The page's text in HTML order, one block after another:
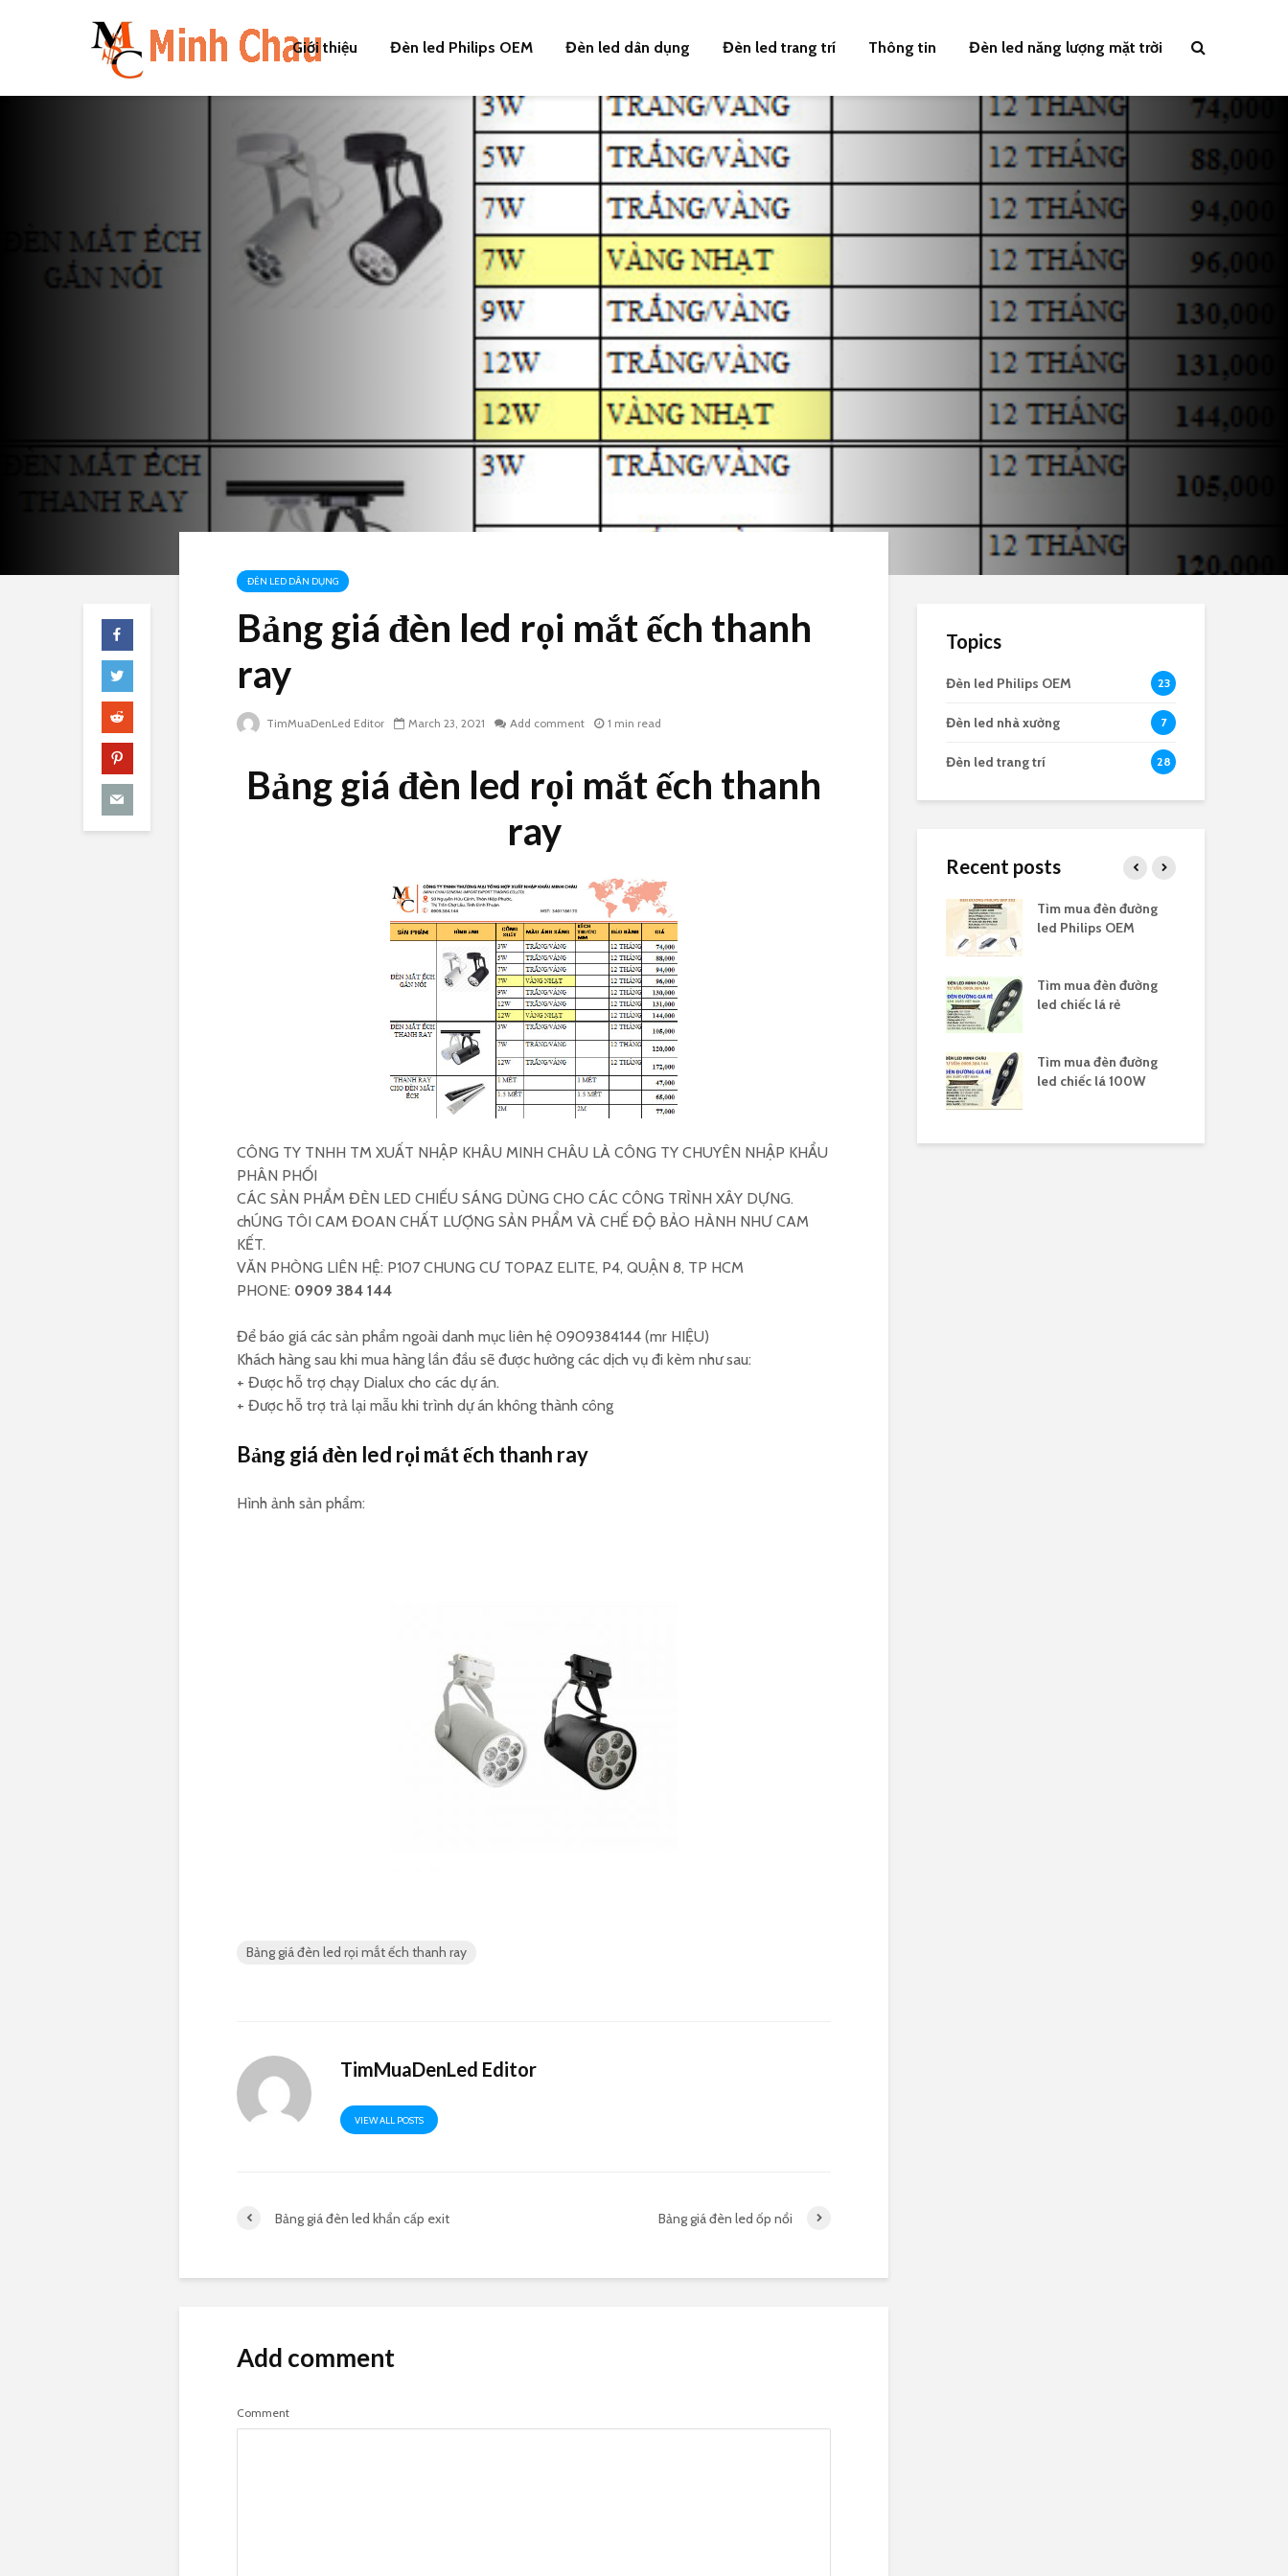
Giới thiệu Đèn led Philips OEM Đèn led dân dụng Đèn led trang trí Thông tin Đèn led năng lượng mặt trời
ĐÈN LED DÂN DỤNG
Bảng giá đèn led rọi mắt ếch thanh
ray
TimMuaDenLed Editor March 23, 2021 Add comment 1 min read
Bảng giá đèn led rọi mắt ếch thanh
ray
CÔNG TY TNHH TM XUẤT NHẬP KHÂU MINH CHÂU LÀ CÔNG TY CHUYÊN NHẬP KHẨU
PHÂN PHỐI
CÁC SẢN PHẨM ĐÈN LED CHIẾU SÁNG DÙNG CHO CÁC CÔNG TRÌNH XÂY DỰNG.
chÚNG TÔI CAM ĐOAN CHẤT LƯỢNG SẢN PHẨM VÀ CHẾ ĐỘ BẢO HÀNH NHƯ CAM
KẾT.
VĂN PHÒNG LIÊN HỆ: P107 CHUNG CƯ TOPAZ ELITE, P4, QUẬN 8, TP HCM
PHONE: 0909 384 144
Để báo giá các sản phẩm ngoài danh mục liên hệ 0909384144 (mr HIỆU)
Khách hàng sau khi mua hàng lần đầu sẽ được hưởng các dịch vụ đi kèm như sau:
+ Được hỗ trợ chạy Dialux cho các dự án.
+ Được hỗ trợ trả lại mẫu khi trình dự án không thành công
Bảng giá đèn led rọi mắt ếch thanh ray
Hình ảnh sản phẩm:
Bảng giá đèn led rọi mắt ếch thanh ray
TimMuaDenLed Editor
VIEW ALL POSTS
Bảng giá đèn led khẩn cấp exit Bảng giá đèn led ốp nổi
Add comment
Comment
Topics
Đèn led Philips OEM 23
Đèn led nhà xưởng 7
Đèn led trang trí 28
Recent posts
Tìm nhà sản xuất đèn
led Philips
Tìm mua đèn đường
led Philips rẻ
Tìm nơi sản xuất đèn
led Philips Việt Nam
Tìm mua đèn đường
led Philips OEM
Tìm mua đèn đường
led chiếc lá rẻ
Tìm mua đèn đường
led chiếc lá 100W